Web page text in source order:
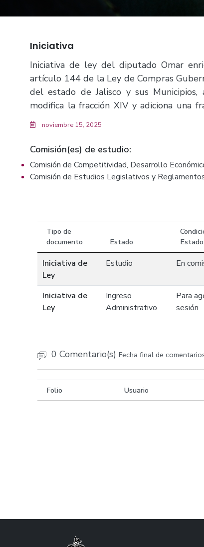
Iniciativa
Iniciativa de ley del diputado Omar
artículo 144 de la Ley de Compras
del estado de Jalisco y sus
modifica la fracción XIV y adiciona una
decreto 18189, modifica la fracción XVII
noviembre 15, 2025
Comisión(es) de estudio:
Comisión de Competitividad, Desarrollo
Comisión de Estudios Legislativos y
Tipo de
documento
Estado
Estado
Iniciativa de
Ley
Estudio En
Iniciativa de
Ley
Ingreso
Administrativo
Para
sesión
0 Comentario(s) Fecha final de
Folio Usuario